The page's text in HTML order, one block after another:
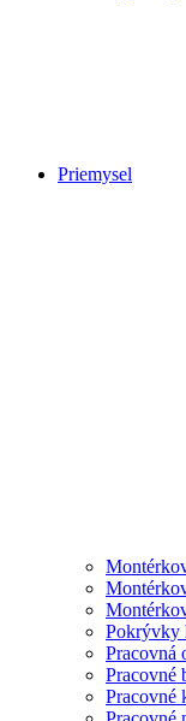
Priemysel
Pokrývky
Pracovná
Pracovné
Pracovné